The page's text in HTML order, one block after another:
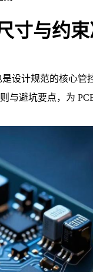
寸与约束
设计规范的核心管
与避坑要点，为